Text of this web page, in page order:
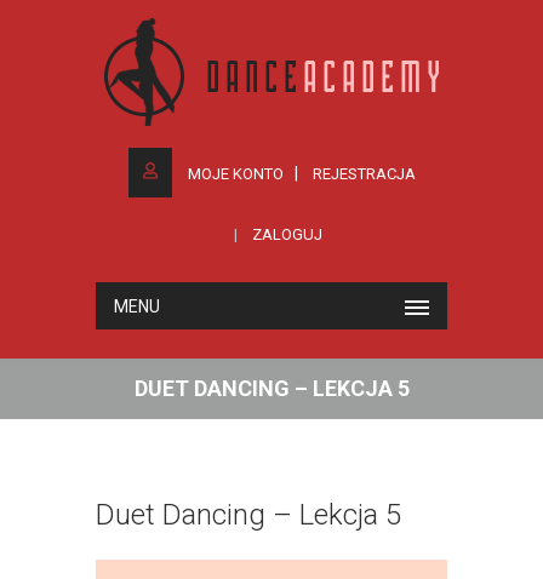
MOJE KONTO REJESTRACJA
ZALOGUJ
MENU
DUET DANCING – LEKCJA 5
Duet Dancing – Lekcja 5